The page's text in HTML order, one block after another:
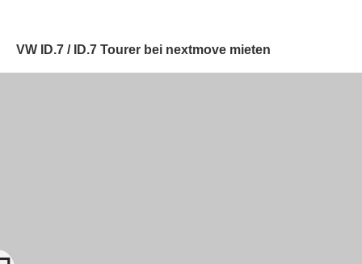
VW ID.7 / ID.7 Tourer bei nextmove mieten